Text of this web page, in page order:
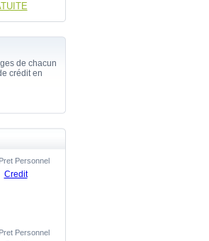
de chacun
crédit en
Personnel
Personnel